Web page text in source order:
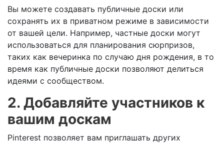
Вы можете создавать публичные доски или
сохранять их в приватном режиме в зависимости
от вашей цели. Например, частные доски могут
использоваться для планирования сюрпризов,
таких как вечеринка по случаю дня рождения, в то
время как публичные доски позволяют делиться
идеями с сообществом.
2. Добавляйте участников к
вашим доскам
Pinterest позволяет вам приглашать других